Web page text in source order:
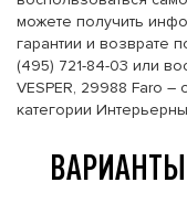
можете получить
гарантии и возврате
(495) 721-84-03 или
VESPER, 29988 Faro
категории